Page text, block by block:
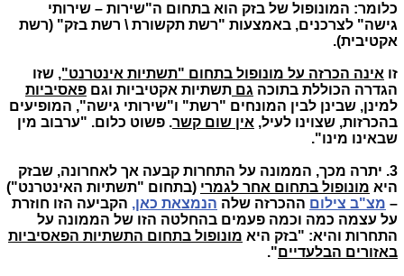
כלומר: המונופול של בזק הוא בתחום ה"שירות – שירותי
גישה" לצרכנים, באמצעות "רשת תקשורת \ רשת בזק" (רשת
אקטיבית).
זו אינה הכרזה על מונופול בתחום "תשתיות אינטרנט", שזו
הגדרה הכוללת בתוכה גם תשתיות אקטיביות וגם פאסיביות
למינן, שבינן לבין המונחים "רשת" ו"שירותי גישה", המופיעים
בהכרזות, שצוינו לעיל, אין שום קשר. פשוט כלום. "ערבוב מין
שבאינו מינו".
3. יתרה מכך, הממונה על התחרות קבעה אך לאחרונה, שבזק
היא מונופול בתחום אחר לגמרי (בתחום "תשתיות האינטרנט")
– מצ"ב צילום ההכרזה שלה הנמצאת כאן, הקביעה הזו חוזרת
על עצמה כמה וכמה פעמים בהחלטה הזו של הממונה על
התחרות והיא: "בזק היא מונופול בתחום התשתיות הפאסיביות
באזורים הבלעדיים".